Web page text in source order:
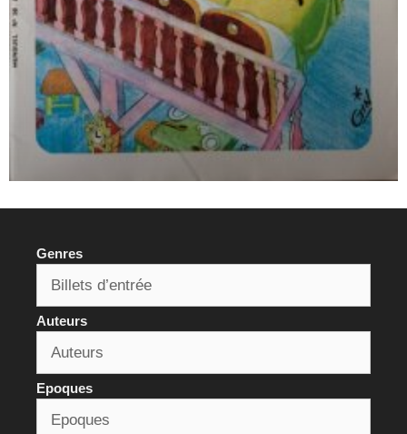
Genres
Auteurs
Epoques